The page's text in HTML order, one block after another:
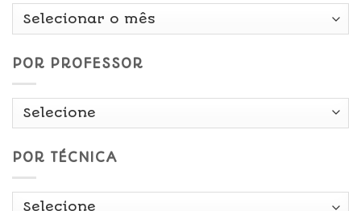
Por
POR PROFESSOR
POR TÉCNICA